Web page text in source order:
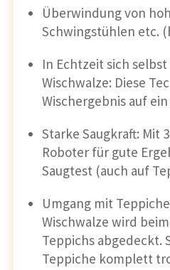
Überwindung von
Schwingstühlen etc.
In Echtzeit sich
Wischwalze: Diese
Wischergebnis auf
Starke Saugkraft: Mit
Roboter für gute
Saugtest (auch auf
Umgang mit
Wischwalze wird
Teppichs abgedeckt.
Teppiche komplett